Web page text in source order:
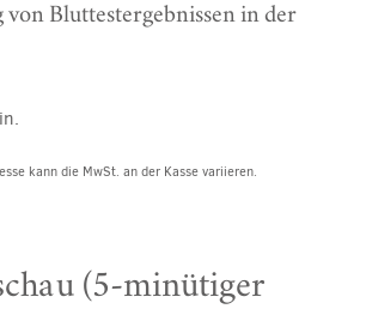
Bluttestergebnissen in der
kann die MwSt. an der Kasse variieren.
(5-minütiger